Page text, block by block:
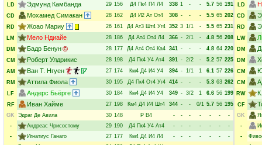
LD
Эдмунд Камбанда 29 156 Д4 Пк4 П4 Л4 338 1 - - 5.7 56 191
CD
Мохамед Симакан 28 162 Д4 И2 Ат От4 308 - - - 5.5 65 202
RD
Жоао Мариу 26 161 Д4 Ат3 Шт4 Уг4 352 3 1/1 - 5.5 65 231
LM
Мело Ндиайе 28 186 Д4 Ат4 От4 Л4 366 - 2/1 - 4.8 56 208
DM
Бадр Бенун 28 177 Д4 Ат4 От4 Ка4 341 - - - 4.8 64 220
CM
Роберт Улдрикис 28 198 Д4 Пк4 У4 Ат4 391 - 2/2 - 5.2 57 225
AM
Ван Т. Нгуен 27 174 Км4 Д4 И4 У4 394 - 1/1 1 6.1 57 226
RM
Аттила Фиола 30 195 Д4 Пк4 От4 Уг4 414 - - - 5.3 63 262
LF
Андерс Бьёрге 30 184 Км4 Д4 И4 У4 349 - 3/2 1 6.6 56 199
RF
Иван Хайме 27 198 Км4 Д4 И4 Шт4 344 - - 0/1 5.7 56 195
GK
Эдраг Де Авила 30 148 Р В4 - - - - - -
-
-
Андреас Чрисостому 29 190 Д4 Пк4 У4 Ат4 - - - - - -
-
-
Игнатиус Ганаго 27 177 Км4 Д4 И4 Л4 - - - - - -
-
LD
CD
RD
LW
DM
DM
CM
CM
RW
CF
GK
-
-